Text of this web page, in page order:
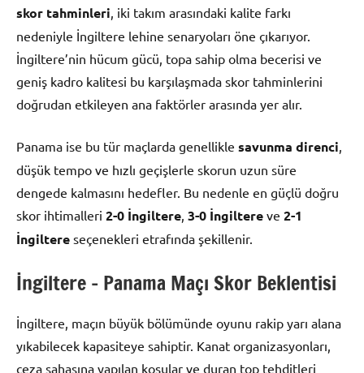
skor tahminleri, iki takım arasındaki kalite farkı
nedeniyle İngiltere lehine senaryoları öne çıkarıyor.
İngiltere’nin hücum gücü, topa sahip olma becerisi ve
geniş kadro kalitesi bu karşılaşmada skor tahminlerini
doğrudan etkileyen ana faktörler arasında yer alır.
Panama ise bu tür maçlarda genellikle savunma direnci,
düşük tempo ve hızlı geçişlerle skorun uzun süre
dengede kalmasını hedefler. Bu nedenle en güçlü doğru
skor ihtimalleri 2-0 İngiltere, 3-0 İngiltere ve 2-1
İngiltere seçenekleri etrafında şekillenir.
İngiltere – Panama Maçı Skor Beklentisi
İngiltere, maçın büyük bölümünde oyunu rakip yarı alana
yıkabilecek kapasiteye sahiptir. Kanat organizasyonları,
ceza sahasına yapılan koşular ve duran top tehditleri